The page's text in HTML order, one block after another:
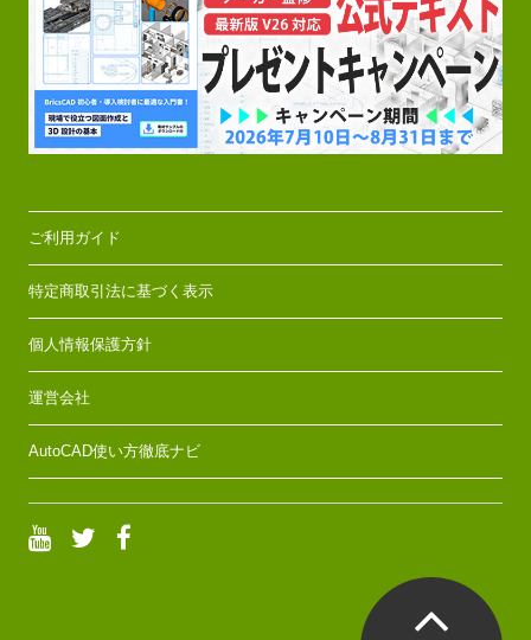
ご利用ガイド
特定商取引法に基づく表示
個人情報保護方針
運営会社
AutoCAD使い方徹底ナビ